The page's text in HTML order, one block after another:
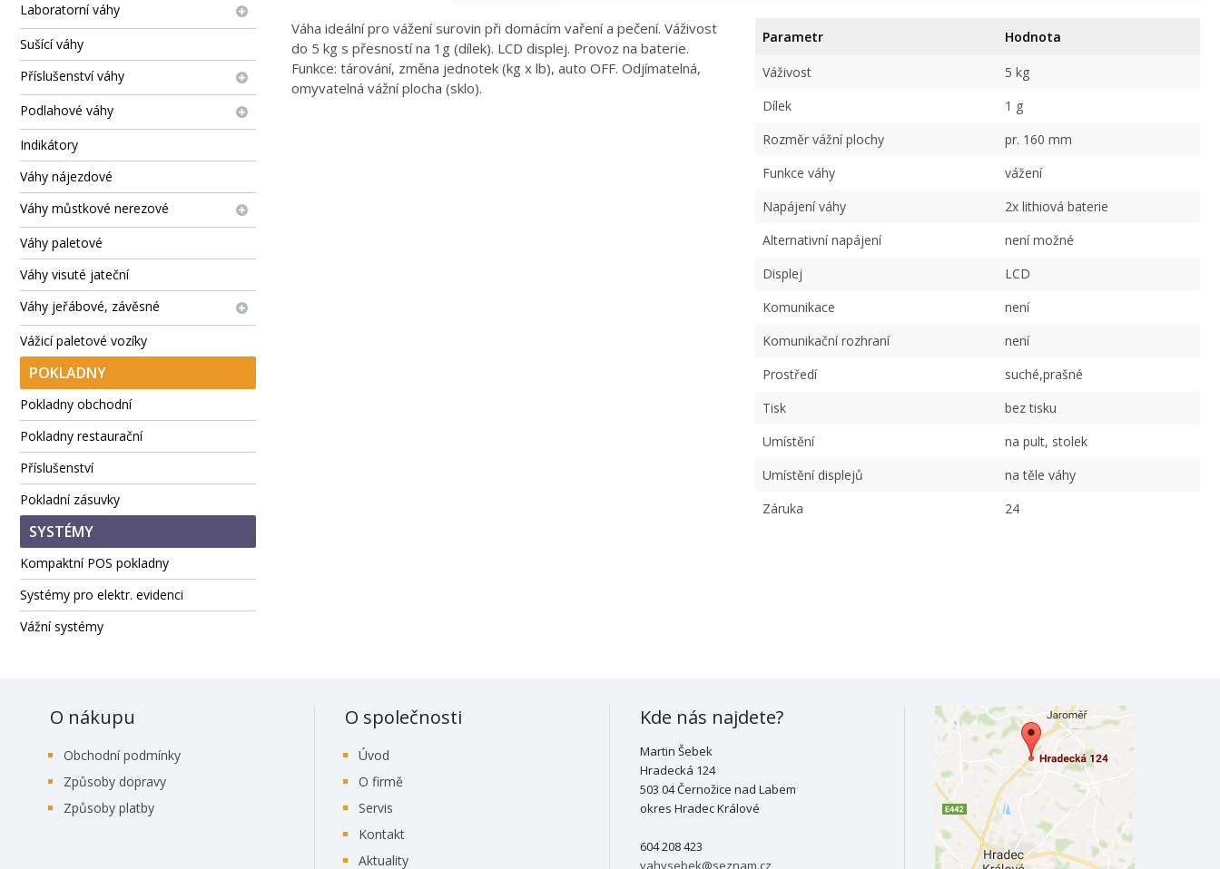
Laboratorní váhy
Sušící váhy
Příslušenství váhy
Podlahové váhy
Indikátory
Váhy nájezdové
Váhy můstkové nerezové
Váhy paletové
Váhy visuté jateční
Váhy jeřábové, závěsné
Vážicí paletové vozíky
POKLADNY
Pokladny obchodní
Pokladny restaurační
Příslušenství
Pokladní zásuvky
SYSTÉMY
Kompaktní POS pokladny
Systémy pro elektr. evidenci
Vážní systémy
Váha ideální pro vážení surovin při domácím vaření a pečení. Váživost
do 5 kg s přesností na 1g (dílek). LCD displej. Provoz na baterie.
Funkce: tárování, změna jednotek (kg x lb), auto OFF. Odjímatelná,
omyvatelná vážní plocha (sklo).
Parametr Hodnota
Váživost
5 kg
Dílek
1 g
Rozměr vážní plochy
pr. 160 mm
Funkce váhy
vážení
Napájení váhy
2x lithiová baterie
Alternativní napájení
není možné
Displej
LCD
Komunikace
není
Komunikační rozhraní
není
Prostředí
suché,prašné
Tisk
bez tisku
Umístění
na pult, stolek
Umístění displejů
na těle váhy
Záruka
24
O nákupu
Obchodní podmínky
Způsoby dopravy
Způsoby platby
O společnosti
Úvod
O firmě
Servis
Kontakt
Aktuality
Kde nás najdete?
Martin Šebek
Hradecká 124
503 04 Černožice nad Labem
okres Hradec Králové
604 208 423
vahysebek@seznam.cz